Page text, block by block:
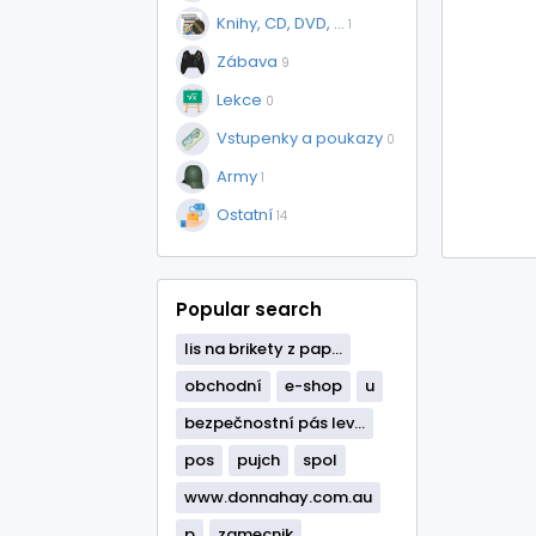
Knihy, CD, DVD, ... 1
Zábava 9
Lekce 0
Vstupenky a poukazy 0
Army 1
Ostatní 14
Popular search
lis na brikety z pap...
obchodní
e-shop
u
bezpečnostní pás lev...
pos
pujch
spol
www.donnahay.com.au